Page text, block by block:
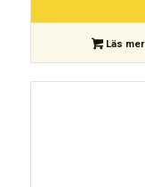
Läs mer